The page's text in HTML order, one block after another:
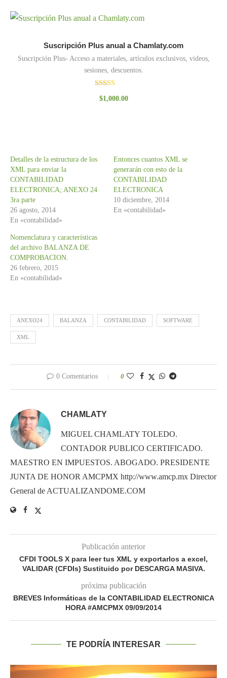
Suscripción Plus anual a Chamlaty.com
Suscripción Plus- Acceso a materiales, artículos exclusivos, videos,
sesiones, descuentos.
con
$1,000.00
Detalles de la estructura de los
XML para enviar la
CONTABILIDAD
ELECTRONICA; ANEXO 24
3ra parte
26 agosto, 2014
En «contabilidad»
Entonces cuantos XML se
generarán con esto de la
CONTABILIDAD
ELECTRONICA
10 diciembre, 2014
En «contabilidad»
Nomenclatura y características
del archivo BALANZA DE
COMPROBACION.
26 febrero, 2015
En «contabilidad»
ANEXO24 BALANZA CONTABILIDAD SOFTWARE
XML
0 Comentarios 0
CHAMLATY
MIGUEL CHAMLATY TOLEDO.
CONTADOR PUBLICO CERTIFICADO.
MAESTRO EN IMPUESTOS. ABOGADO. PRESIDENTE
JUNTA DE HONOR AMCPMX http://www.amcp.mx Director
General de ACTUALIZANDOME.COM
Publicación anterior
CFDI TOOLS X para leer tus XML y exportarlos a excel,
VALIDAR (CFDIs) Sustituido por DESCARGA MASIVA.
próxima publicación
BREVES Informáticas de la CONTABILIDAD ELECTRONICA
HORA #AMCPMX 09/09/2014
TE PODRÍA INTERESAR